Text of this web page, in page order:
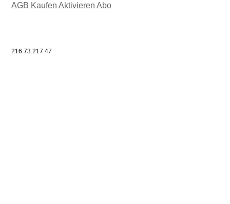
AGB Kaufen Aktivieren Abo
216.73.217.47